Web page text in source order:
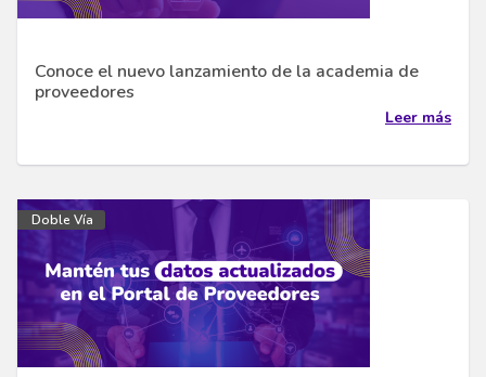
Conoce el nuevo lanzamiento de la academia de
proveedores
Leer más
Doble Vía